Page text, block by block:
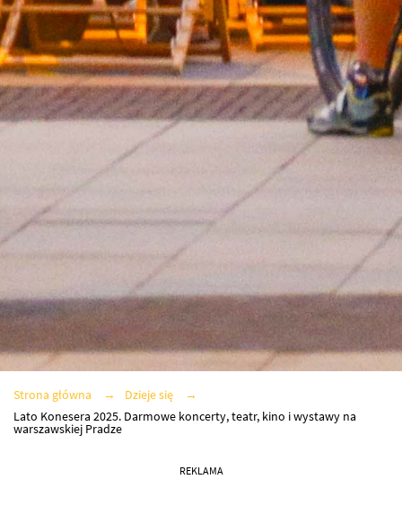
Strona główna
Dzieje się
Lato Konesera 2025. Darmowe koncerty, teatr, kino i wystawy na
warszawskiej Pradze
REKLAMA